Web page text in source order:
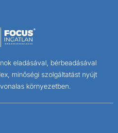
eladásával, bérbeadásával
minőségi szolgáltatást nyújt
környezetben.